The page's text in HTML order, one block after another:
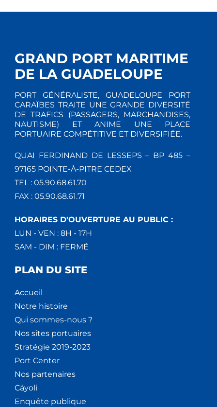
GRAND PORT MARITIME
DE LA GUADELOUPE
PORT GÉNÉRALISTE, GUADELOUPE PORT
CARAÏBES TRAITE UNE GRANDE DIVERSITÉ
DE TRAFICS (PASSAGERS, MARCHANDISES,
NAUTISME) ET ANIME UNE PLACE
PORTUAIRE COMPÉTITIVE ET DIVERSIFIÉE.
QUAI FERDINAND DE LESSEPS – BP 485 –
97165 POINTE-À-PITRE CEDEX
TEL : 05.90.68.61.70
FAX : 05.90.68.61.71
HORAIRES D'OUVERTURE AU PUBLIC :
LUN - VEN : 8H - 17H
SAM - DIM : FERMÉ
PLAN DU SITE
Accueil
Notre histoire
Qui sommes-nous ?
Nos sites portuaires
Stratégie 2019-2023
Port Center
Nos partenaires
Cáyoli
Enquête publique